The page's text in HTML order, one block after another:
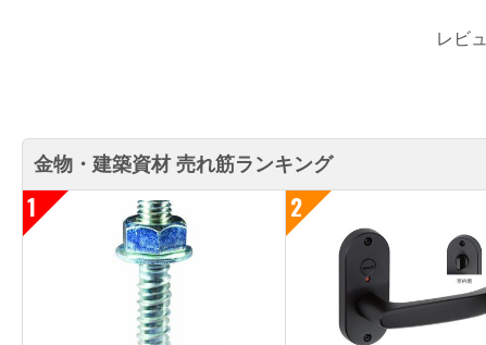
レビ
金物・建築資材 売れ筋ランキング
1 2